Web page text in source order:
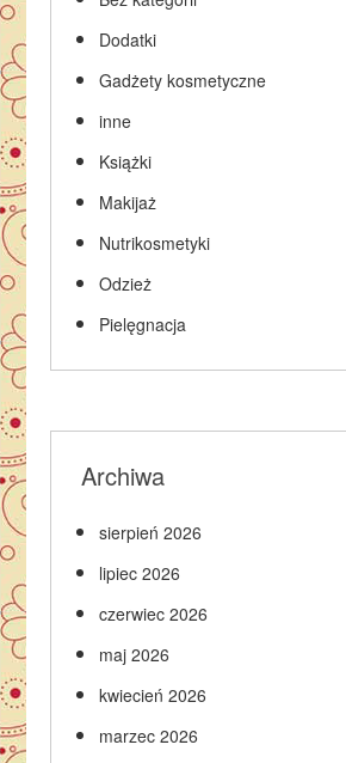
Dodatki
Gadżety kosmetyczne
inne
Książki
Makijaż
Nutrikosmetyki
Odzież
Pielęgnacja
Archiwa
sierpień 2026
lipiec 2026
czerwiec 2026
maj 2026
kwiecień 2026
marzec 2026